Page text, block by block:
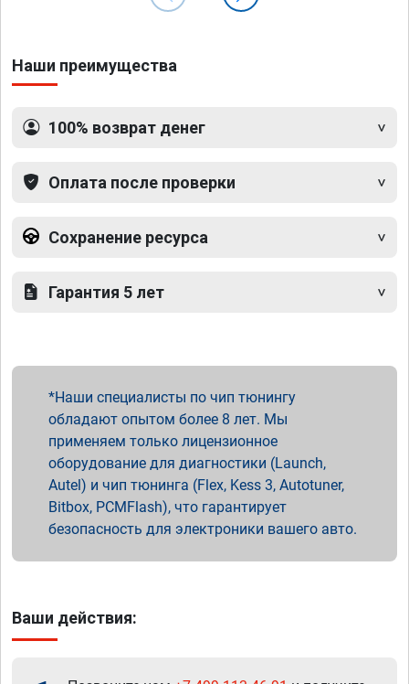
Наши преимущества
100% возврат денег
Оплата после проверки
Сохранение ресурса
Гарантия 5 лет
Наши специалисты по чип тюнингу
обладают опытом более 8 лет. Мы
применяем только лицензионное
оборудование для диагностики (Launch,
Autel) и чип тюнинга (Flex, Kess 3, Autotuner,
Bitbox, PCMFlash), что гарантирует
безопасность для электроники вашего авто.
Ваши действия: